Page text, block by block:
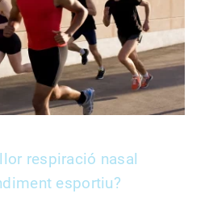
respiració nasal
esportiu?